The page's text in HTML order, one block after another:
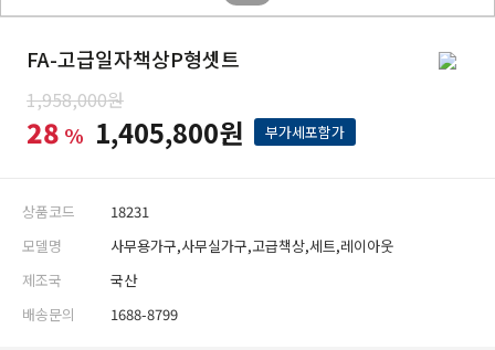
FA-고급일자책상P형셋트
1,958,000원
28 % 1,405,800원 부가세포함가
상품코드
18231
모델명
사무용가구,사무실가구,고급책상,세트,레이아웃
제조국
국산
배송문의
1688-8799